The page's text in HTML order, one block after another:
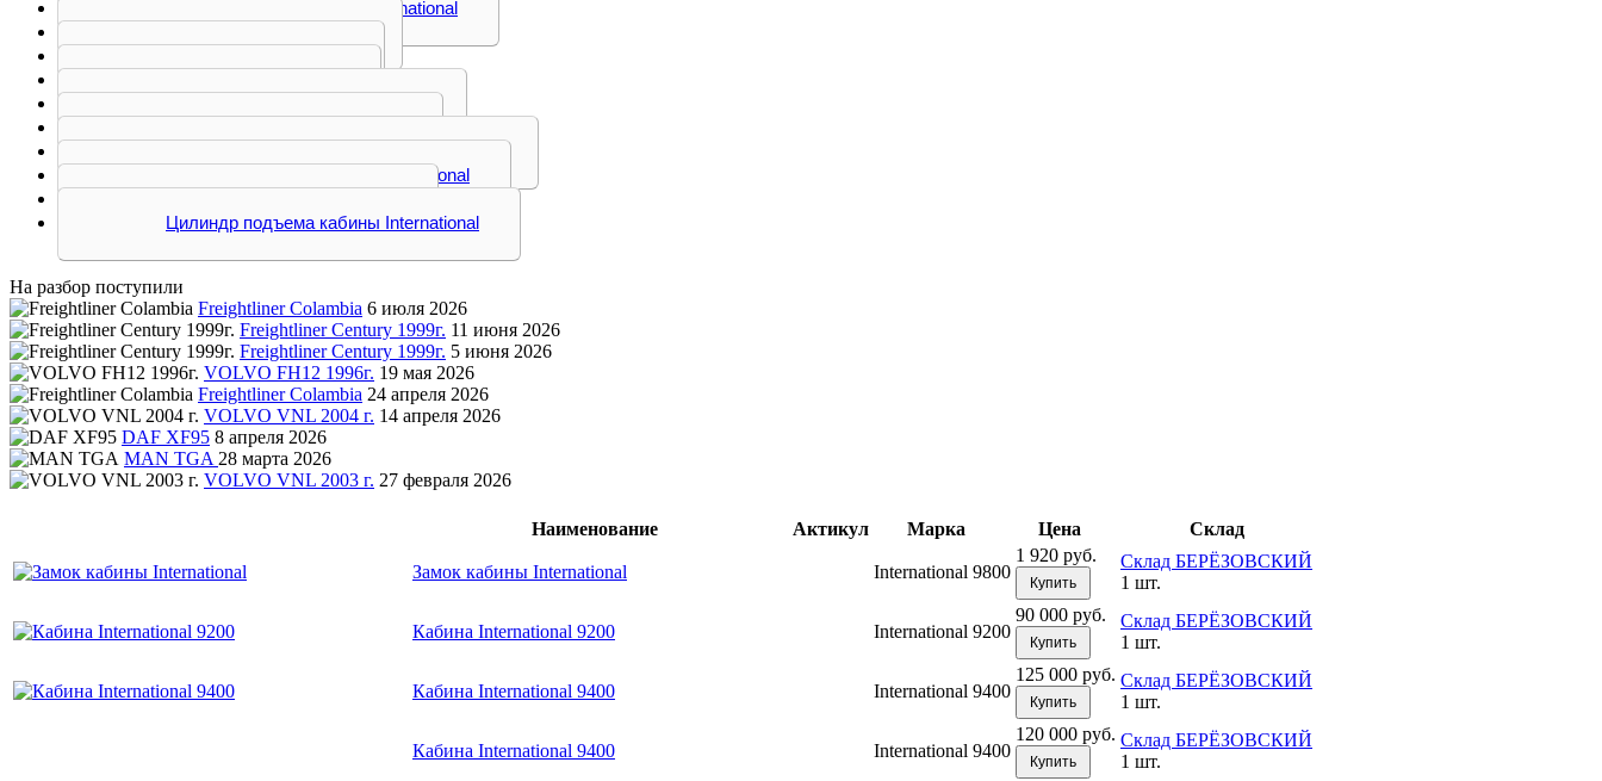
Насос подъема кабины International
Труба воздухозаборника International
Цилиндр подъема кабины International
На разбор поступили
Freightliner Colambia 6 июля 2026
Freightliner Century 1999г. 11 июня 2026
Freightliner Century 1999г. 5 июня 2026
VOLVO FH12 1996г. 19 мая 2026
Freightliner Colambia 24 апреля 2026
VOLVO VNL 2004 г. 14 апреля 2026
DAF XF95 8 апреля 2026
MAN TGA 28 марта 2026
VOLVO VNL 2003 г. 27 февраля 2026
Наименование Актикул Марка Цена Склад
Замок кабины International International 9800
1 920 руб.
Купить
Склад БЕРЁЗОВСКИЙ
1 шт.
Кабина International 9200 International 9200
90 000 руб.
Купить
Склад БЕРЁЗОВСКИЙ
1 шт.
Кабина International 9400 International 9400
125 000 руб.
Купить
Склад БЕРЁЗОВСКИЙ
1 шт.
Кабина International 9400 International 9400
120 000 руб.
Купить
Склад БЕРЁЗОВСКИЙ
1 шт.